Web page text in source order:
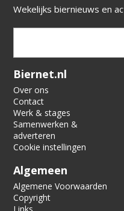
Wekelijks biernieuws en
Verification code:
Biernet.nl
Over ons
Contact
Werk & stages
Samenwerken &
adverteren
Cookie instellingen
Algemeen
Algemene Voorwaarden
Copyright